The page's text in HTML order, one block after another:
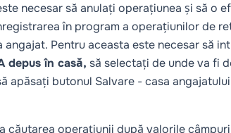
necesar să anulați operațiunea și să o
în program a operațiunilor de
Pentru aceasta este necesar să
depus în casă, să selectați de unde va fi
apăsați butonul Salvare - casa
căutarea operațiunii după valorile